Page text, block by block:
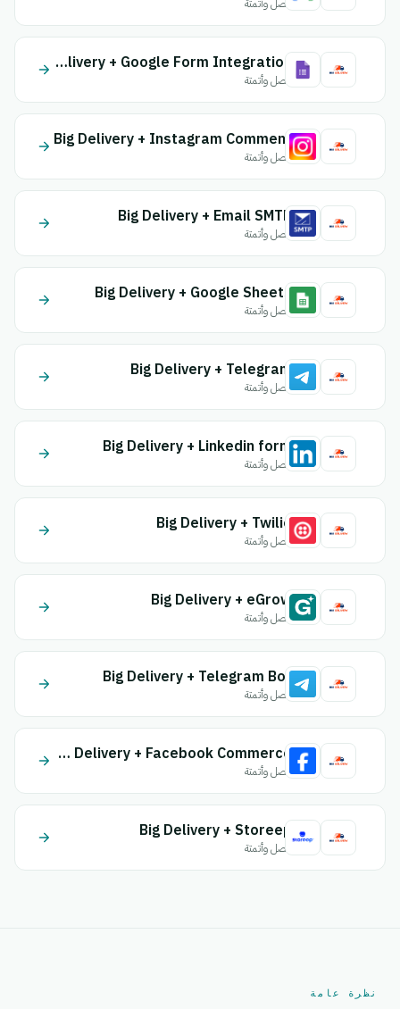
اتصل وأتمتة
Big Delivery + Google Form Integration
اتصل وأتمتة
Big Delivery + Instagram Comment
اتصل وأتمتة
Big Delivery + Email SMTP
اتصل وأتمتة
Big Delivery + Google Sheets
اتصل وأتمتة
Big Delivery + Telegram
اتصل وأتمتة
Big Delivery + Linkedin form
اتصل وأتمتة
Big Delivery + Twilio
اتصل وأتمتة
Big Delivery + eGrow
اتصل وأتمتة
Big Delivery + Telegram Bot
اتصل وأتمتة
Big Delivery + Facebook Commerce
اتصل وأتمتة
Big Delivery + Storeep
اتصل وأتمتة
نظرة عامة